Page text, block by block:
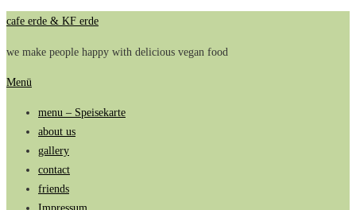
Zum
springen
cafe erde & KF erde
we make people happy with delicious vegan food
Menü
menu – Speisekarte
about us
gallery
contact
friends